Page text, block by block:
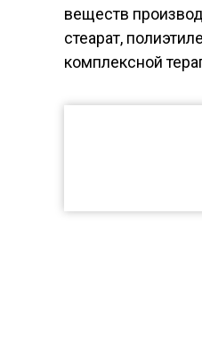
веществ
стеарат,
комплексной